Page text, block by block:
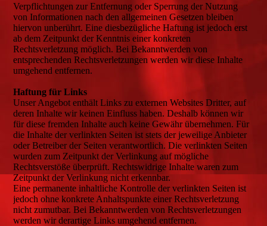
Verpflichtungen zur Entfernung oder Sperrung der Nutzung
von Informationen nach den allgemeinen Gesetzen bleiben
hiervon unberührt. Eine diesbezügliche Haftung ist jedoch erst
ab dem Zeitpunkt der Kenntnis einer konkreten
Rechtsverletzung möglich. Bei Bekanntwerden von
entsprechenden Rechtsverletzungen werden wir diese Inhalte
umgehend entfernen.
Haftung für Links
Unser Angebot enthält Links zu externen Websites Dritter, auf
deren Inhalte wir keinen Einfluss haben. Deshalb können wir
für diese fremden Inhalte auch keine Gewähr übernehmen. Für
die Inhalte der verlinkten Seiten ist stets der jeweilige Anbieter
oder Betreiber der Seiten verantwortlich. Die verlinkten Seiten
wurden zum Zeitpunkt der Verlinkung auf mögliche
Rechtsverstöße überprüft. Rechtswidrige Inhalte waren zum
Zeitpunkt der Verlinkung nicht erkennbar.
Eine permanente inhaltliche Kontrolle der verlinkten Seiten ist
jedoch ohne konkrete Anhaltspunkte einer Rechtsverletzung
nicht zumutbar. Bei Bekanntwerden von Rechtsverletzungen
werden wir derartige Links umgehend entfernen.